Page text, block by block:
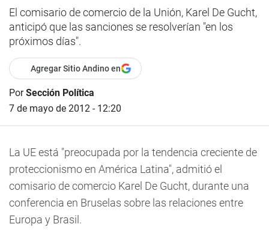
El comisario de comercio de la Unión, Karel De Gucht,
anticipó que las sanciones se resolverían "en los
próximos días".
Agregar Sitio Andino en
PorSección Política
7 de mayo de 2012 - 12:20
La UE está "preocupada por la tendencia creciente de
proteccionismo en América Latina", admitió el
comisario de comercio Karel De Gucht, durante una
conferencia en Bruselas sobre las relaciones entre
Europa y Brasil.